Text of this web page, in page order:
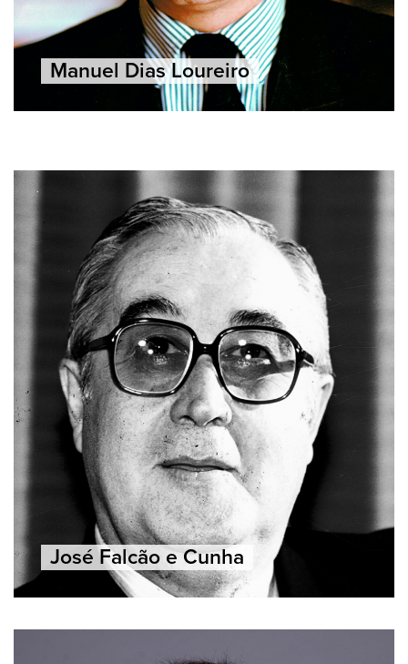
Manuel Dias Loureiro
José Falcão e Cunha